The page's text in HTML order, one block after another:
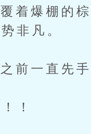
棚的棕
非凡。
直先手
！